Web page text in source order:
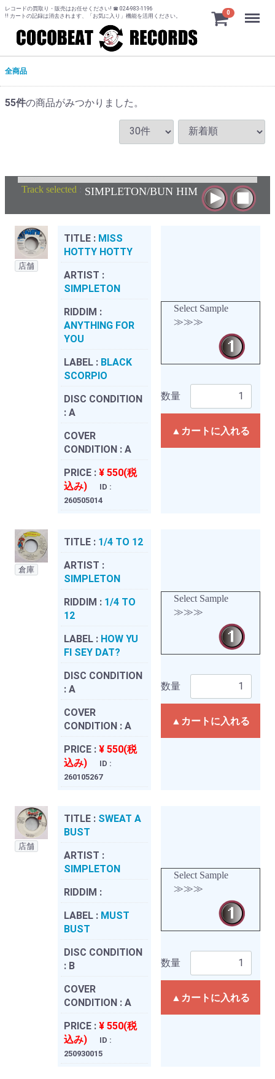
レコードの買取り・販売はお任せください! ☎ 024-983-1196
!! カートの記録は消去されます、「お気に入り」機能を活用ください。
0 Menu
全商品
55件の商品がみつかりました。
Track selected : SIMPLETON/BUN HIM
店舗
TITLE : MISS
HOTTY HOTTY
ARTIST :
SIMPLETON
RIDDIM :
ANYTHING FOR
YOU
LABEL : BLACK
SCORPIO
DISC CONDITION
: A
COVER
CONDITION : A
PRICE : ¥ 550(税
込み)
ID :
260505014
Select Sample
≫≫≫
数量
▲カートに入れる
倉庫
TITLE : 1/4 TO 12
ARTIST :
SIMPLETON
RIDDIM : 1/4 TO
12
LABEL : HOW YU
FI SEY DAT?
DISC CONDITION
: A
COVER
CONDITION : A
PRICE : ¥ 550(税
込み)
ID :
260105267
Select Sample
≫≫≫
数量
▲カートに入れる
店舗
TITLE : SWEAT A
BUST
ARTIST :
SIMPLETON
RIDDIM :
LABEL : MUST
BUST
DISC CONDITION
: B
COVER
CONDITION : A
PRICE : ¥ 550(税
込み)
ID :
250930015
Select Sample
≫≫≫
数量
▲カートに入れる